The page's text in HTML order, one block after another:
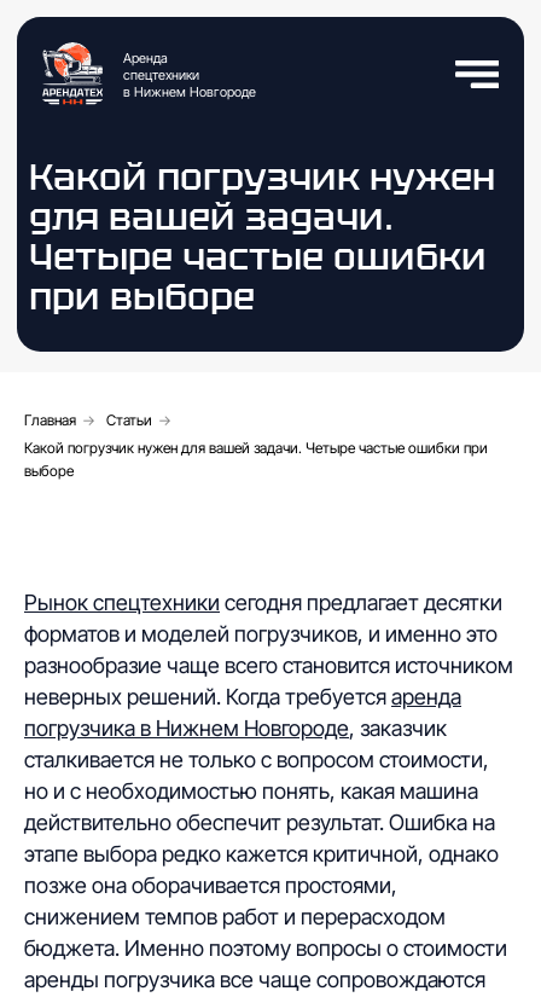
спецтехники
в Нижнем Новгороде
для вашей задачи.
Четыре частые ошибки
при выборе
Главная → Статьи →
Какой погрузчик нужен для вашей задачи. Четыре частые ошибки при
выборе
Рынок спецтехники сегодня предлагает десятки
форматов и моделей погрузчиков, и именно это
разнообразие чаще всего становится источником
неверных решений. Когда требуетсяаренда
погрузчика в Нижнем Новгороде, заказчик
сталкивается не только с вопросом стоимости,
но и с необходимостью понять, какая машина
действительно обеспечит результат. Ошибка на
этапе выбора редко кажется критичной, однако
позже она оборачивается простоями,
снижением темпов работ и перерасходом
бюджета. Именно поэтому вопросы о стоимости
аренды погрузчика все чаще сопровождаются